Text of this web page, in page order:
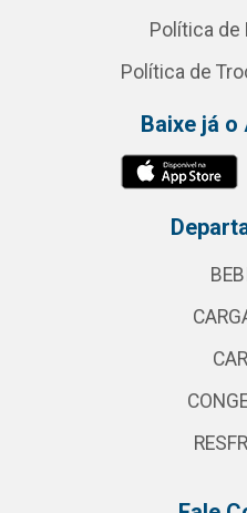
Política de
Política de
Baixe já o